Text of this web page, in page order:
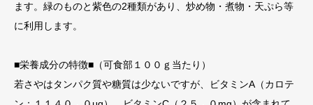
ます。緑のものと紫色の2種類があり、炒め物・煮物・天ぷら等
に利用します。
■栄養成分の特徴■（可食部１００ｇ当たり）
若さやはタンパク質や糖質は少ないですが、ビタミンA（カロテ